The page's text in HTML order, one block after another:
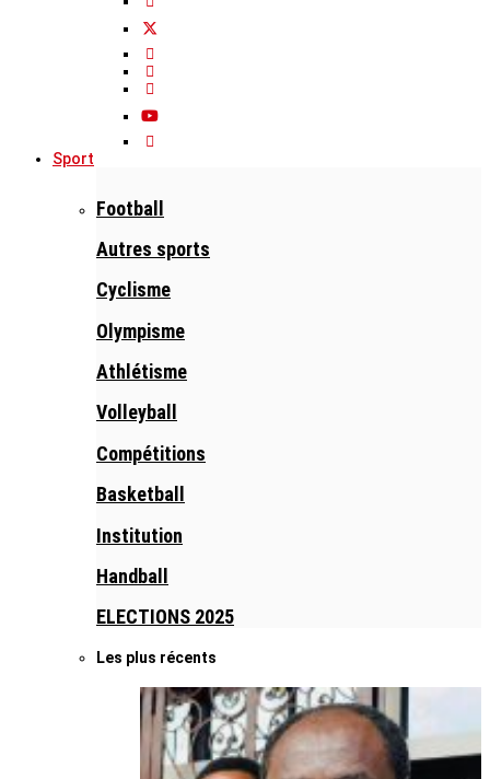
Sport
Football
Autres sports
Cyclisme
Olympisme
Athlétisme
Volleyball
Compétitions
Basketball
Institution
Handball
ELECTIONS 2025
Les plus récents